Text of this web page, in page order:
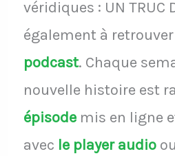
véridiques : UN TRUC
également à retrouver
podcast. Chaque
nouvelle histoire est
épisodemis en ligne
avec le player audio ou